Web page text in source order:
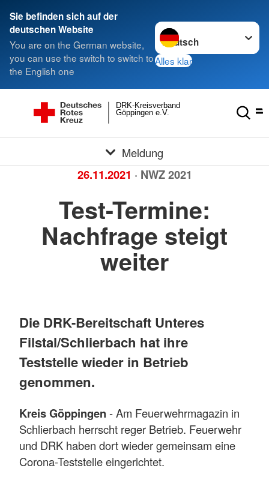
Sie befinden sich auf der
deutschen Website
You are on the German website,
you can use the switch to switch to
the English one
Sprache wechseln zu
Alles klar
Göppingen e.V.
DRK-Kreisverband
Meldung
26.11.2021 · NWZ 2021
Test-Termine:
Nachfrage steigt
weiter
Die DRK-Bereitschaft Unteres
Filstal/Schlierbach hat ihre
Teststelle wieder in Betrieb
genommen.
Kreis Göppingen - Am Feuerwehrmagazin in
Schlierbach herrscht reger Betrieb. Feuerwehr
und DRK haben dort wieder gemeinsam eine
Corona-Teststelle eingerichtet.